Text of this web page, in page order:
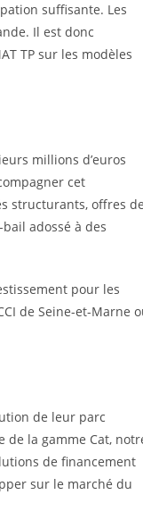
suffisante. Les
Il est donc
TP sur les modèles
millions d’euros
cet
structurants, offres
adossé à des
pour les
de Seine-et-Marne
de leur parc
de la gamme Cat,
de financement
sur le marché du